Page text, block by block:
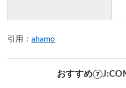
引用： ahamo
おすすめ